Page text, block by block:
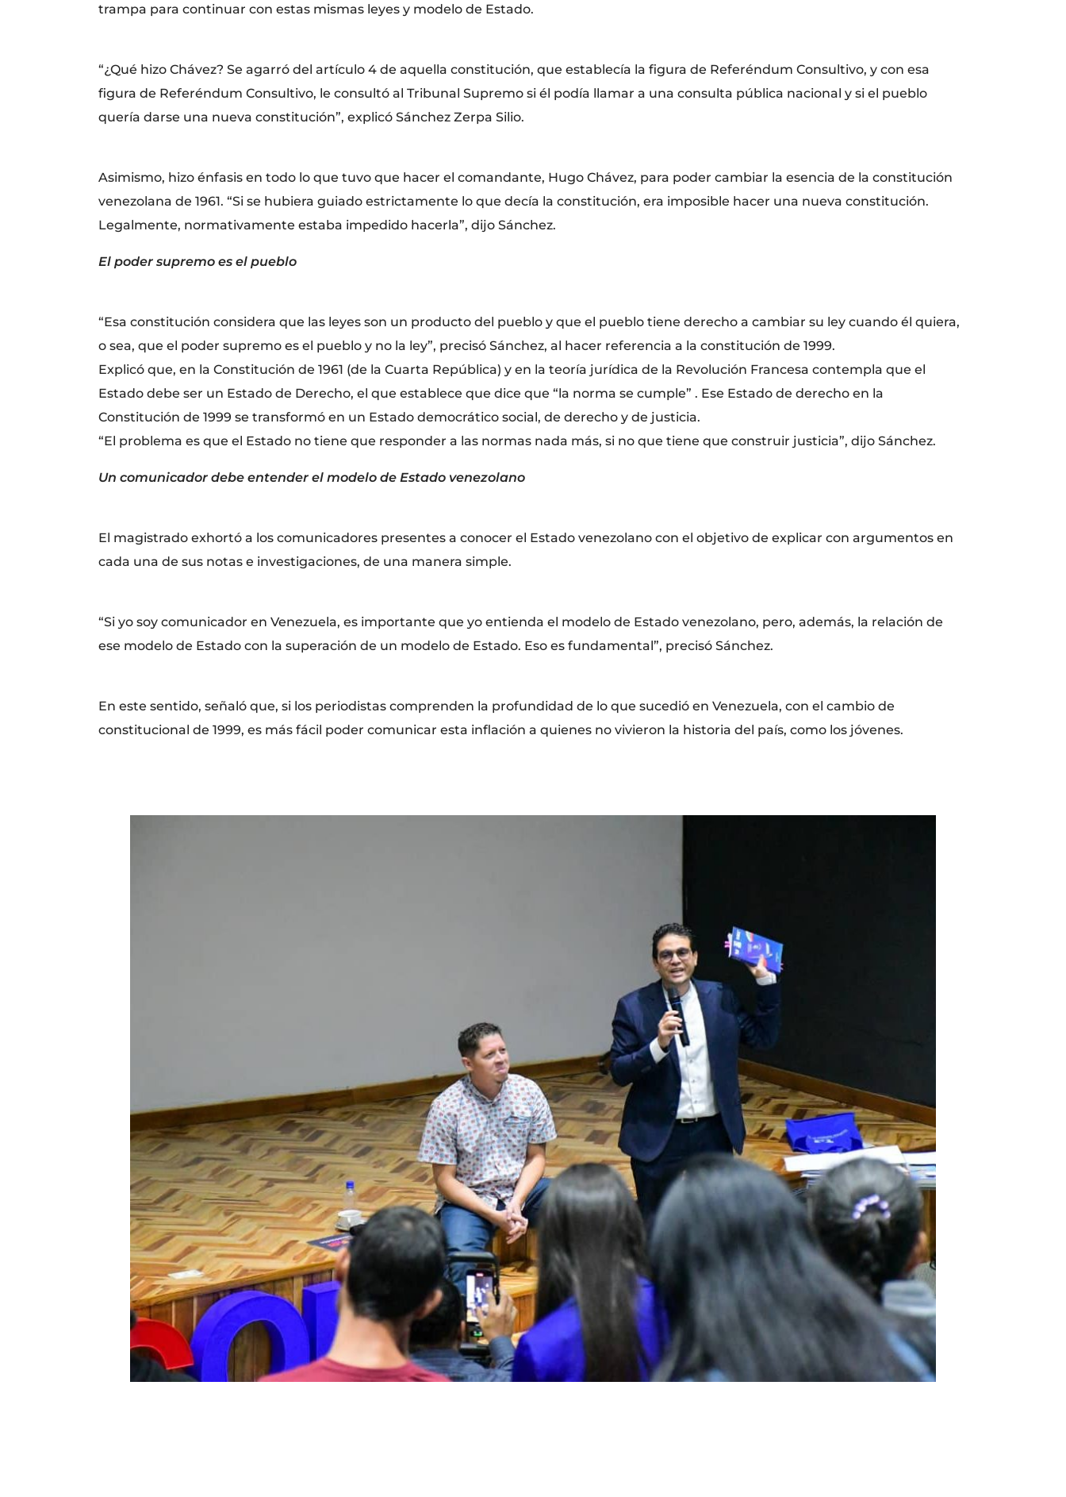
trampa para continuar con estas mismas leyes y modelo de Estado.
“¿Qué hizo Chávez? Se agarró del artículo 4 de aquella constitución, que establecía la figura de Referéndum Consultivo, y con esa
figura de Referéndum Consultivo, le consultó al Tribunal Supremo si él podía llamar a una consulta pública nacional y si el pueblo
quería darse una nueva constitución”, explicó Sánchez Zerpa Silio.
Asimismo, hizo énfasis en todo lo que tuvo que hacer el comandante, Hugo Chávez, para poder cambiar la esencia de la constitución
venezolana de 1961. “Si se hubiera guiado estrictamente lo que decía la constitución, era imposible hacer una nueva constitución.
Legalmente, normativamente estaba impedido hacerla”, dijo Sánchez.
El poder supremo es el pueblo
“Esa constitución considera que las leyes son un producto del pueblo y que el pueblo tiene derecho a cambiar su ley cuando él quiera,
o sea, que el poder supremo es el pueblo y no la ley”, precisó Sánchez, al hacer referencia a la constitución de 1999.
Explicó que, en la Constitución de 1961 (de la Cuarta República) y en la teoría jurídica de la Revolución Francesa contempla que el
Estado debe ser un Estado de Derecho, el que establece que dice que “la norma se cumple” . Ese Estado de derecho en la
Constitución de 1999 se transformó en un Estado democrático social, de derecho y de justicia.
“El problema es que el Estado no tiene que responder a las normas nada más, si no que tiene que construir justicia”, dijo Sánchez.
Un comunicador debe entender el modelo de Estado venezolano
El magistrado exhortó a los comunicadores presentes a conocer el Estado venezolano con el objetivo de explicar con argumentos en
cada una de sus notas e investigaciones, de una manera simple.
“Si yo soy comunicador en Venezuela, es importante que yo entienda el modelo de Estado venezolano, pero, además, la relación de
ese modelo de Estado con la superación de un modelo de Estado. Eso es fundamental”, precisó Sánchez.
En este sentido, señaló que, si los periodistas comprenden la profundidad de lo que sucedió en Venezuela, con el cambio de
constitucional de 1999, es más fácil poder comunicar esta inflación a quienes no vivieron la historia del país, como los jóvenes.